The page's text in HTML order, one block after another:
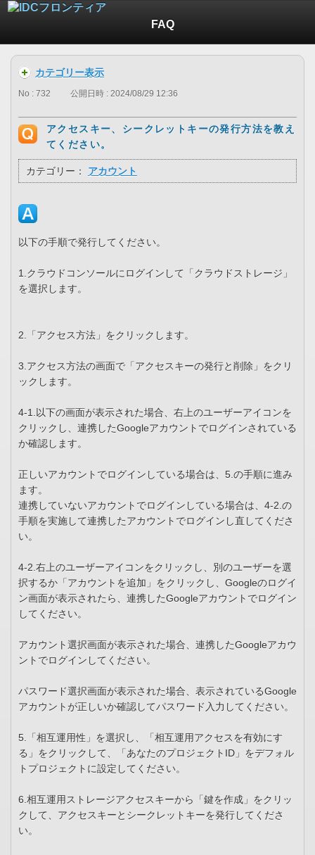
FAQ
カテゴリー表示
No : 732 公開日時 : 2024/08/29 12:36
アクセスキー、シークレットキーの発行方法を教え
てください。
カテゴリー： アカウント
以下の手順で発行してください。
1.クラウドコンソールにログインして「クラウドストレージ」
を選択します。
2.「アクセス方法」をクリックします。
3.アクセス方法の画面で「アクセスキーの発行と削除」をクリ
ックします。
4-1.以下の画面が表示された場合、右上のユーザーアイコンを
クリックし、連携したGoogleアカウントでログインされている
か確認します。
正しいアカウントでログインしている場合は、5.の手順に進み
ます。
連携していないアカウントでログインしている場合は、4-2.の
手順を実施して連携したアカウントでログインし直してくださ
い。
4-2.右上のユーザーアイコンをクリックし、別のユーザーを選
択するか「アカウントを追加」をクリックし、Googleのログイ
ン画面が表示されたら、連携したGoogleアカウントでログイン
してください。
アカウント選択画面が表示された場合、連携したGoogleアカウ
ントでログインしてください。
パスワード選択画面が表示された場合、表示されているGoogle
アカウントが正しいか確認してパスワード入力してください。
5.「相互運用性」を選択し、「相互運用アクセスを有効にす
る」をクリックして、「あなたのプロジェクトID」をデフォル
トプロジェクトに設定してください。
6.相互運用ストレージアクセスキーから「鍵を作成」をクリッ
クして、アクセスキーとシークレットキーを発行してくださ
い。